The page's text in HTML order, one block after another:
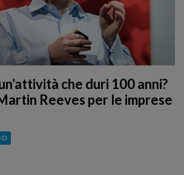
che duri 100 anni?
Reeves per le imprese